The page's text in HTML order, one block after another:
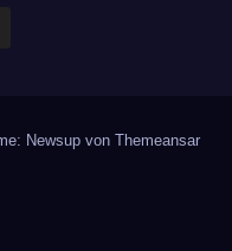
Newsup von Themeansar